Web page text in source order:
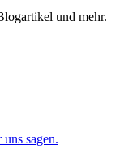
und mehr.
sagen.